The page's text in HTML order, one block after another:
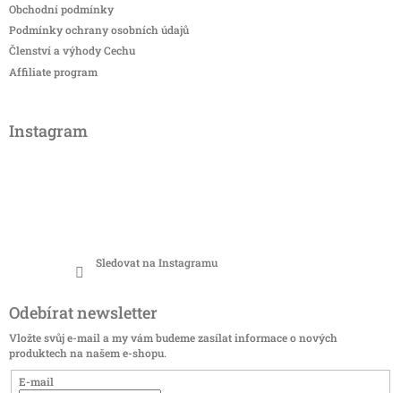
Obchodní podmínky
Podmínky ochrany osobních údajů
Členství a výhody Cechu
Affiliate program
Instagram
Sledovat na Instagramu
Odebírat newsletter
Vložte svůj e-mail a my vám budeme zasílat informace o nových
produktech na našem e-shopu.
E-mail